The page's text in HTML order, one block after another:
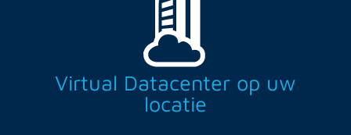
Virtual Datacenter op uw
locatie